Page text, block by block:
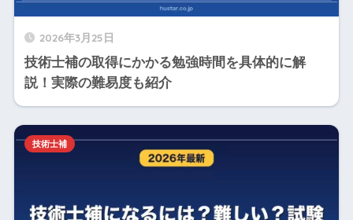
2026年3月25日
技術士補の取得にかかる勉強時間を具体的に解
説！実際の難易度も紹介
技術士補